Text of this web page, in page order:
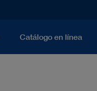
Catálogo en línea